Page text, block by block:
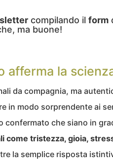
compilando il form
ma buone!
afferma la
da compagnia, ma
in modo sorprendente ai
che siano in
come tristezza, gioia,
la semplice risposta